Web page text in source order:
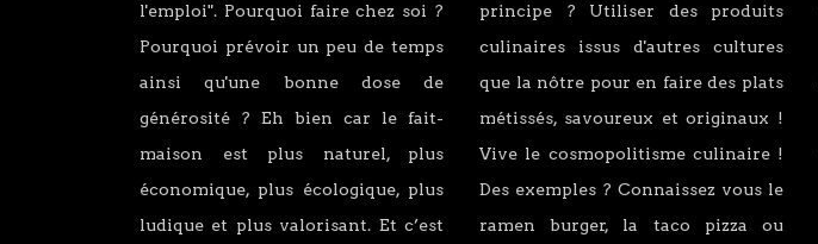
l'emploi". Pourquoi faire chez soi ?
Pourquoi prévoir un peu de temps
ainsi qu'une bonne dose de
générosité ? Eh bien car le fait-
maison est plus naturel, plus
économique, plus écologique, plus
ludique et plus valorisant. Et c’est
principe ? Utiliser des produits
culinaires issus d'autres cultures
que la nôtre pour en faire des plats
métissés, savoureux et originaux !
Vive le cosmopolitisme culinaire !
Des exemples ? Connaissez vous le
ramen burger, la taco pizza ou